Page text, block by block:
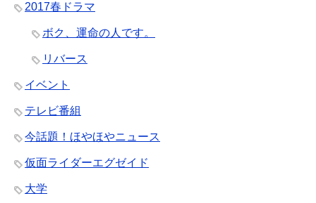
2017春ドラマ
ボク、運命の人です。
リバース
イベント
テレビ番組
今話題！ほやほやニュース
仮面ライダーエグゼイド
大学